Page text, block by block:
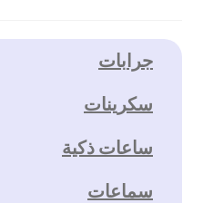
جرابات
سكرينات
ساعات ذكية
سماعات